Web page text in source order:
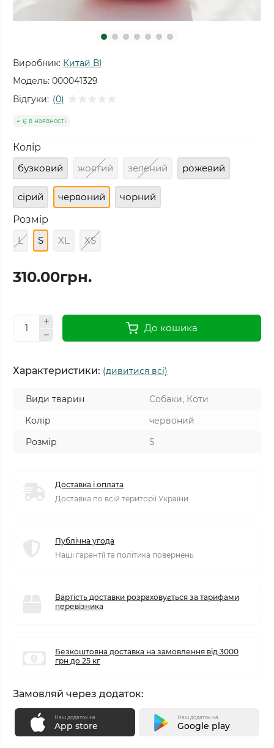
Виробник: Китай ВІ
Модель: 000041329
Відгуки: (0)
Є в наявності
Колір
бузковий
жовтий зелений рожевий
сірий червоний
чорний
Розмір
L
S XL XS
310.00грн.
До кошика
Характеристики: (дивитися всі)
Види тварин
Собаки, Коти
Колір
червоний
Розмір
S
Доставка і оплата
Доставка по всій території України
Публічна угода
Наші гарантії та політика повернень
Вартість доставки розраховується за тарифами
перевізника
Безкоштовна доставка на замовлення від 3000
грн до 25 кг
Замовляй через додаток:
Наш додаток на
App store
Наш додаток на
Google play